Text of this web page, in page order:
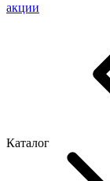
акции
Каталог